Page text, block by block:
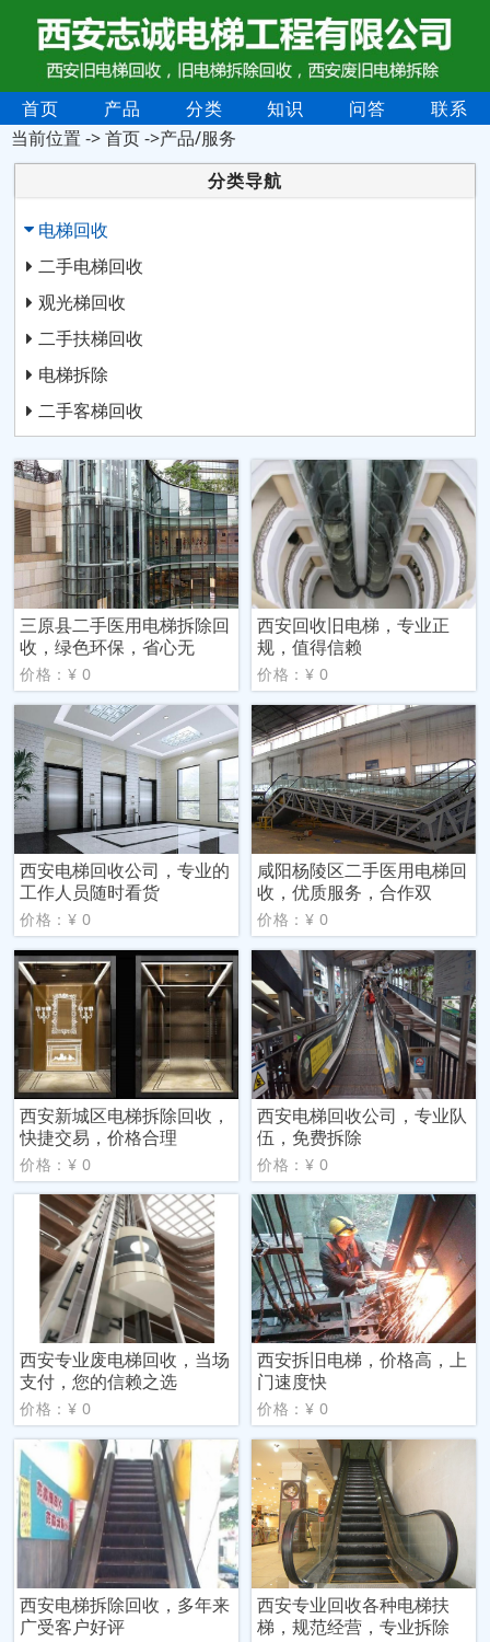
首页 产品 分类 知识 问答
联系
当前位置 ->首页->产品/服务
分类导航
电梯回收
二手电梯回收
观光梯回收
二手扶梯回收
电梯拆除
二手客梯回收
三原县二手医用电梯拆除回
收，绿色环保，省心无
价格：¥ 0
西安回收旧电梯，专业正
规，值得信赖
价格：¥ 0
西安电梯回收公司，专业的
工作人员随时看货
价格：¥ 0
咸阳杨陵区二手医用电梯回
收，优质服务，合作双
价格：¥ 0
西安新城区电梯拆除回收，
快捷交易，价格合理
价格：¥ 0
西安电梯回收公司，专业队
伍，免费拆除
价格：¥ 0
西安专业废电梯回收，当场
支付，您的信赖之选
价格：¥ 0
西安拆旧电梯，价格高，上
门速度快
价格：¥ 0
西安电梯拆除回收，多年来
广受客户好评
西安专业回收各种电梯扶
梯，规范经营，专业拆除